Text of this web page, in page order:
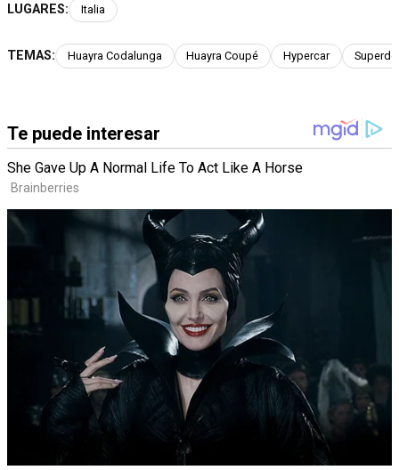
LUGARES: Italia
TEMAS: Huayra Codalunga Huayra Coupé Hypercar